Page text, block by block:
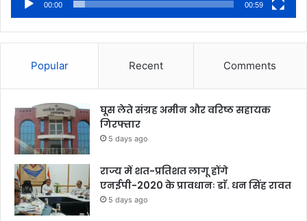
00:00 00:59
Popular Recent Comments
घूस लेते संग्रह अमीन और वरिष्ठ सहायक
गिरफ्तार
5 days ago
राज्य में शत-प्रतिशत लागू होंगे
एनईपी-2020 के प्रावधानः डाॅ. धन सिंह रावत
5 days ago